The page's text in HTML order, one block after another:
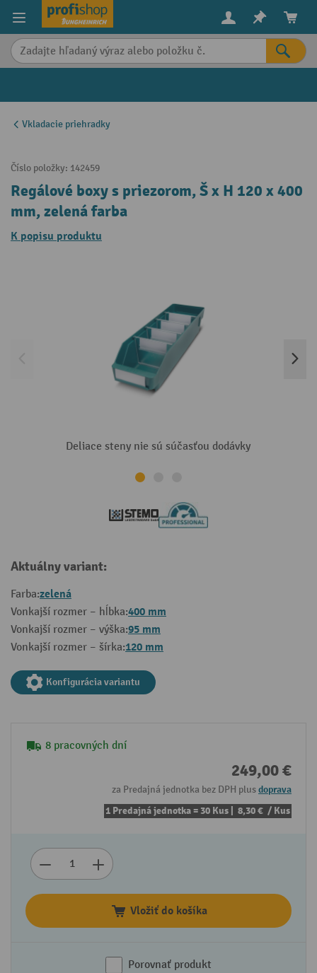
content
Vkladacie priehradky
Číslo položky: 142459
Regálové boxy s priezorom, Š x H 120 x 400
mm, zelená farba
K popisu produktu
Deliace steny nie sú súčasťou dodávky
Aktuálny variant:
Farba:zelená
Vonkajší rozmer – hĺbka:400 mm
Vonkajší rozmer – výška:95 mm
Vonkajší rozmer – šírka:120 mm
Konfigurácia variantu
8 pracovných dní
249,00 €
za Predajná jednotka bez DPH plusdoprava
1 Predajná jednotka = 30 Kus | 8,30 € / Kus
Vložiť do košíka
Porovnať produkt